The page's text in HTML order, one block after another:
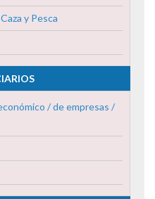
y Pesca
/ de empresas /